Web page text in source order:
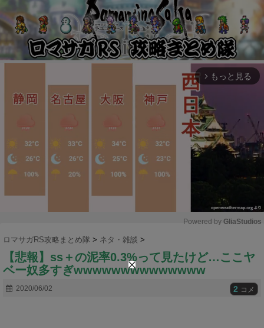
arrow_forward_ios もっと見る
u
Powered by GliaStudios
ロマサガRS攻略まとめ隊 > ネタ・雑談 >
【悲報】ss＋の泥率0.3%って見たけど…ここヤ
ベー奴多すぎwwwwwwwwwwwwww
2020/06/02 2 コメ